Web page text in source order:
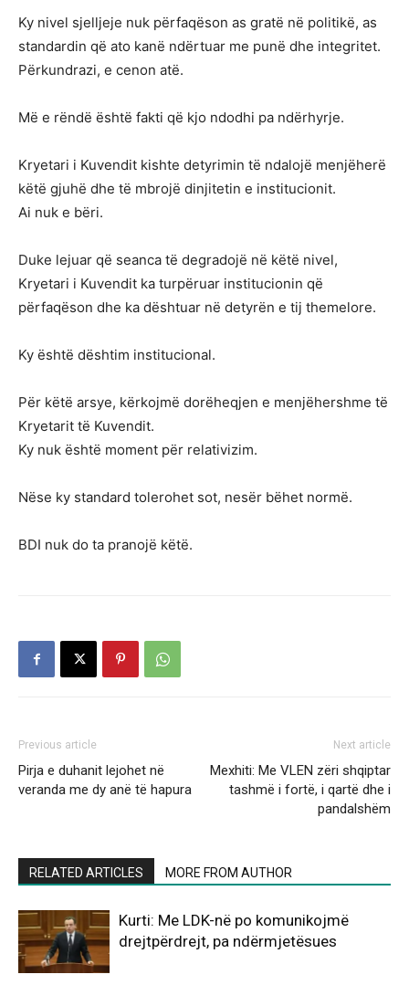
Ky nivel sjelljeje nuk përfaqëson as gratë në politikë, as
standardin që ato kanë ndërtuar me punë dhe integritet.
Përkundrazi, e cenon atë.
Më e rëndë është fakti që kjo ndodhi pa ndërhyrje.
Kryetari i Kuvendit kishte detyrimin të ndalojë menjëherë
këtë gjuhë dhe të mbrojë dinjitetin e institucionit.
Ai nuk e bëri.
Duke lejuar që seanca të degradojë në këtë nivel,
Kryetari i Kuvendit ka turpëruar institucionin që
përfaqëson dhe ka dështuar në detyrën e tij themelore.
Ky është dështim institucional.
Për këtë arsye, kërkojmë dorëheqjen e menjëhershme të
Kryetarit të Kuvendit.
Ky nuk është moment për relativizim.
Nëse ky standard tolerohet sot, nesër bëhet normë.
BDI nuk do ta pranojë këtë.
Previous article
Pirja e duhanit lejohet në
veranda me dy anë të hapura
Next article
Mexhiti: Me VLEN zëri shqiptar
tashmë i fortë, i qartë dhe i
pandalshëm
RELATED ARTICLES MORE FROM AUTHOR
Kurti: Me LDK-në po komunikojmë
drejtpërdrejt, pa ndërmjetësues